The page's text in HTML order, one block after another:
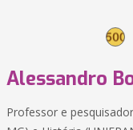
Alessandro
Professor e